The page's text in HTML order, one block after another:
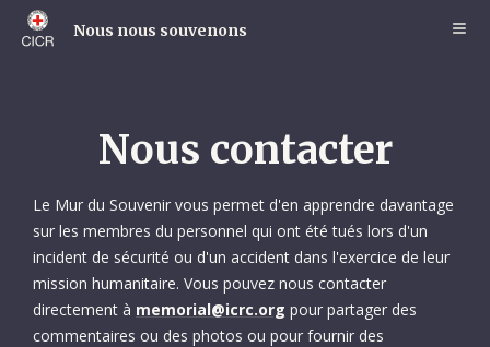
Skip
main
Nous nous souvenons
Nous contacter
Le Mur du Souvenir vous permet d'en apprendre davantage
sur les membres du personnel qui ont été tués lors d'un
incident de sécurité ou d'un accident dans l'exercice de leur
mission humanitaire. Vous pouvez nous contacter
directement à memorial@icrc.org pour partager des
commentaires ou des photos ou pour fournir des